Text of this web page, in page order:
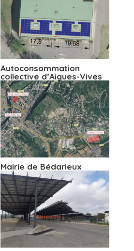
Autoconsommation
collective d’Aigues-Vives
Mairie de Bédarieux